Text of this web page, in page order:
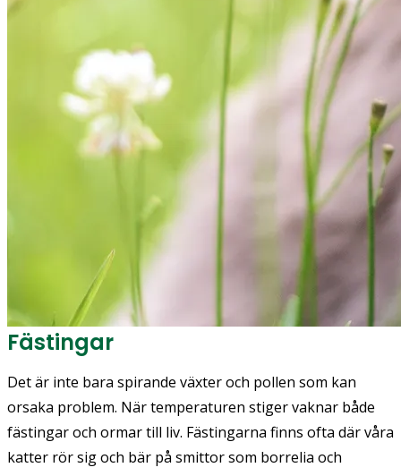
Fästingar
Det är inte bara spirande växter och pollen som kan
orsaka problem. När temperaturen stiger vaknar både
fästingar och ormar till liv. Fästingarna finns ofta där våra
katter rör sig och bär på smittor som borrelia och